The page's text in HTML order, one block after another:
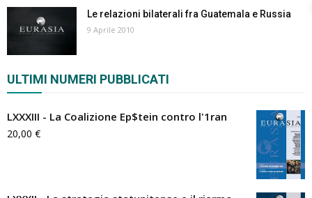
Le relazioni bilaterali fra Guatemala e Russia
9 Aprile 2010
ULTIMI NUMERI PUBBLICATI
LXXXIII - La Coalizione Ep$tein contro l'1ran
20,00 €